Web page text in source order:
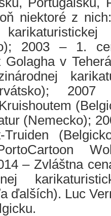
niektoré z
2003 – 1.
Golagha v
(Nemecko);
Truiden
– Zvláštna
ďalších). Luc